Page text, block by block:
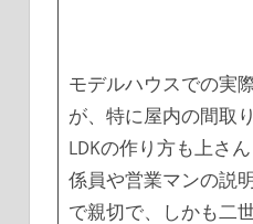
モデルハウスでの実
が、特に屋内の間取
LDKの作り方も上さ
係員や営業マンの説
で親切で、しかも二